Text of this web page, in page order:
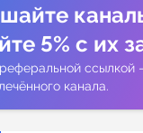
5% с их
ссылкой
канала.